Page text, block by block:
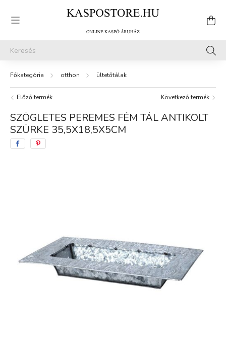
otthon ültetőtálak
Előző termék Következő termék
SZÖGLETES PEREMES FÉM TÁL ANTIKOLT
SZÜRKE 35,5X18,5X5CM